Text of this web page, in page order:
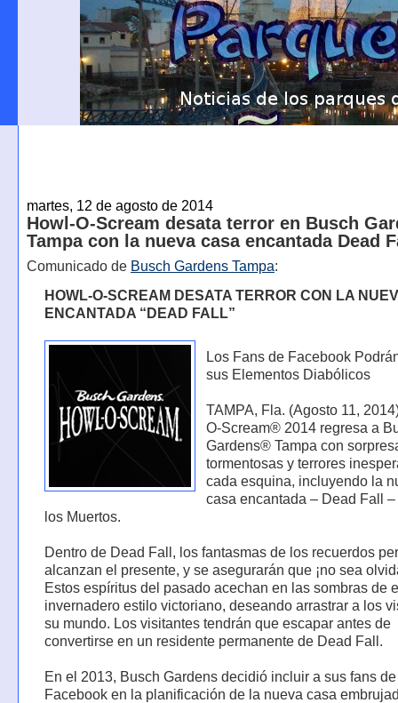
martes, 12 de agosto de 2014
Howl-O-Scream desata terror en Busch
Tampa con la nueva casa encantada Dead
Comunicado de Busch Gardens Tampa:
HOWL-O-SCREAM DESATA TERROR CON LA
ENCANTADA “DEAD FALL”
Los Fans de Facebook
sus Elementos Diabólicos
TAMPA, Fla. (Agosto 11,
O-Scream® 2014 regresa a
Gardens® Tampa con
tormentosas y terrores
cada esquina, incluyendo la
casa encantada – Dead Fall
los Muertos.
Dentro de Dead Fall, los fantasmas de los recuerdos
alcanzan el presente, y se asegurarán que ¡no sea
Estos espíritus del pasado acechan en las sombras de
invernadero estilo victoriano, deseando arrastrar a los
su mundo. Los visitantes tendrán que escapar antes de
convertirse en un residente permanente de Dead Fall.
En el 2013, Busch Gardens decidió incluir a sus fans de
Facebook en la planificación de la nueva casa